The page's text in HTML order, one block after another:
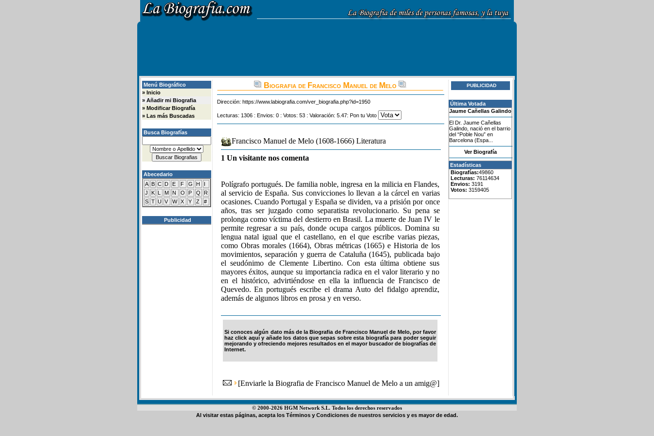
Menú Biográfico
» Inicio
» Añadir mi Biografia
» Modificar Biografía
» Las más Buscadas
Busca Biografías
Abecedario
A B C D E F G H
I
J
K L M N O P Q
R
S T U V W X Y Z #
Publicidad
Biografia de Francisco Manuel de Melo
Dirección: https://www.labiografia.com/ver_biografia.php?id=1950
Lecturas: 1306 : Envios: 0 : Votos: 53 : Valoración: 5.47: Pon tu Voto
Francisco Manuel de Melo (1608-1666) Literatura
1 Un visitante nos comenta
Polígrafo portugués. De familia noble, ingresa en la milicia en Flandes,
al servicio de España. Sus convicciones lo llevan a la cárcel en varias
ocasiones. Cuando Portugal y España se dividen, va a prisión por once
años, tras ser juzgado como separatista revolucionario. Su pena se
prolonga como víctima del destierro en Brasil. La muerte de Juan IV le
permite regresar a su país, donde ocupa cargos públicos. Domina su
lengua natal igual que el castellano, en el que escribe varias piezas,
como Obras morales (1664), Obras métricas (1665) e Historia de los
movimientos, separación y guerra de Cataluña (1645), publicada bajo
el seudónimo de Clemente Libertino. Con esta última obtiene sus
mayores éxitos, aunque su importancia radica en el valor literario y no
en el histórico, advirtiéndose en ella la influencia de Francisco de
Quevedo. En portugués escribe el drama Auto del fidalgo aprendiz,
además de algunos libros en prosa y en verso.
Si conoces algún dato más de la Biografia de Francisco Manuel de Melo, por favor
haz click aquí y añade los datos que sepas sobre esta biografía para poder seguir
mejorando y ofreciendo mejores resultados en el mayor buscador de biografías de
Internet.
[Enviarle la Biografia de Francisco Manuel de Melo a un amig@]
PUBLICIDAD
Última Votada
Jaume Cañellas Galindo
El Dr. Jaume Cañellas
Galindo, nació en el barrio
del “Poble Nou” en
Barcelona (Espa...
Ver Biografía
Estadísticas
Biografías:49860
Lecturas: 76114634
Envios: 3191
Votos: 3159405
© 2000-2026 HGM Network S.L. Todos los derechos reservados
Al visitar estas páginas, acepta los Términos y Condiciones de nuestros servicios y es mayor de edad.